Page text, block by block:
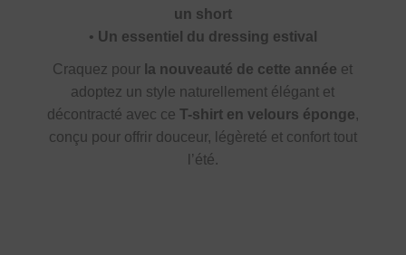
un short
• Un essentiel du dressing estival
Craquez pour la nouveauté de cette année et
adoptez un style naturellement élégant et
décontracté avec ce T-shirt en velours éponge,
conçu pour offrir douceur, légèreté et confort tout
l’été.